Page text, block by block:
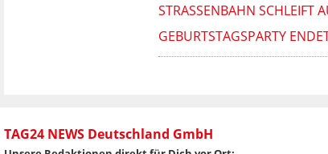
STRASSENBAHN SCHLEIFT
GEBURTSTAGSPARTY
TAG24 NEWS Deutschland GmbH